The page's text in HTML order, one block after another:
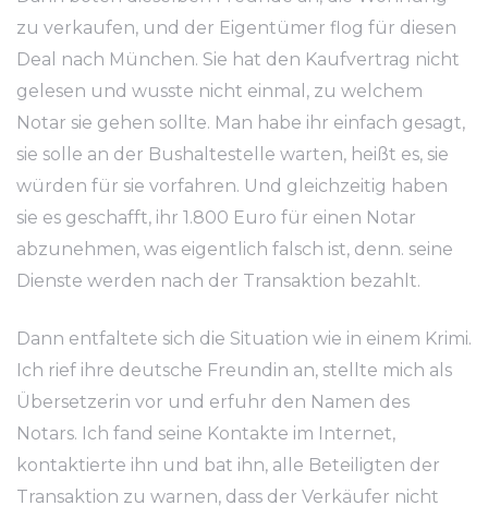
zu verkaufen, und der Eigentümer flog für diesen
Deal nach München. Sie hat den Kaufvertrag nicht
gelesen und wusste nicht einmal, zu welchem ​​
Notar sie gehen sollte. Man habe ihr einfach gesagt,
sie solle an der Bushaltestelle warten, heißt es, sie
würden für sie vorfahren. Und gleichzeitig haben
sie es geschafft, ihr 1.800 Euro für einen Notar
abzunehmen, was eigentlich falsch ist, denn. seine
Dienste werden nach der Transaktion bezahlt.
Dann entfaltete sich die Situation wie in einem Krimi.
Ich rief ihre deutsche Freundin an, stellte mich als
Übersetzerin vor und erfuhr den Namen des
Notars. Ich fand seine Kontakte im Internet,
kontaktierte ihn und bat ihn, alle Beteiligten der
Transaktion zu warnen, dass der Verkäufer nicht